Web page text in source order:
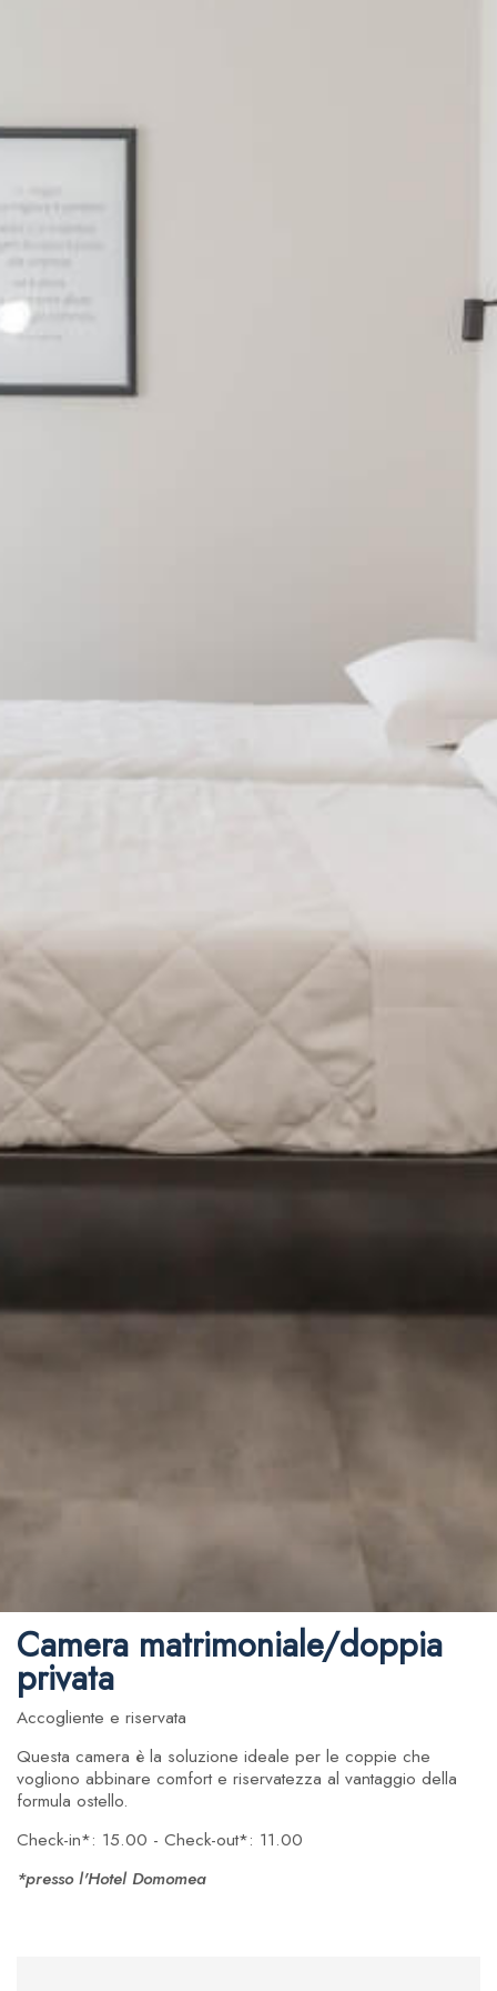
Camera matrimoniale/doppia
privata
Accogliente e riservata
Questa camera è la soluzione ideale per le coppie che
vogliono abbinare comfort e riservatezza al vantaggio della
formula ostello.
Check-in*: 15.00 - Check-out*: 11.00
*presso l'Hotel Domomea